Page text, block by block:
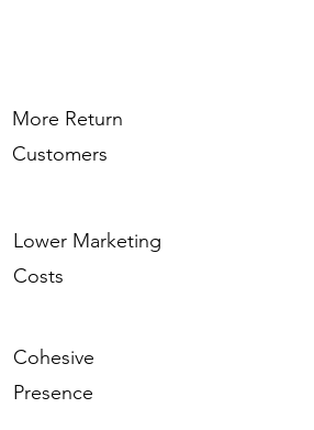
More Return
Customers
Lower Marketing
Costs
Cohesive
Presence